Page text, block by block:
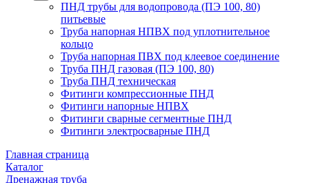
ПНД трубы для водопровода (ПЭ 100, 80)
питьевые
Труба напорная НПВХ под уплотнительное
кольцо
Труба напорная ПВХ под клеевое соединение
Труба ПНД газовая (ПЭ 100, 80)
Труба ПНД техническая
Фитинги компрессионные ПНД
Фитинги напорные НПВХ
Фитинги сварные сегментные ПНД
Фитинги электросварные ПНД
Главная страница
Каталог
Дренажная труба